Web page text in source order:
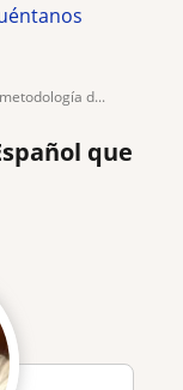
d...
que